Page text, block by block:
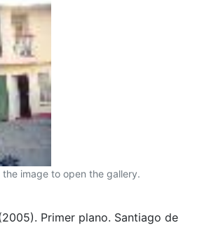
the image to open the gallery.
Primer plano. Santiago de